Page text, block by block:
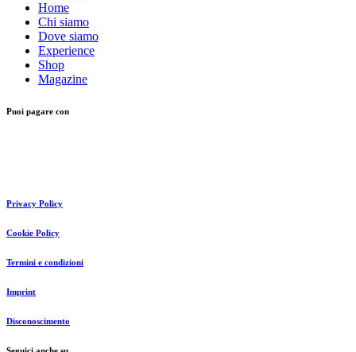
Home
Chi siamo
Dove siamo
Experience
Shop
Magazine
Puoi pagare con
Privacy Policy
Cookie Policy
Termini e condizioni
Imprint
Disconoscimento